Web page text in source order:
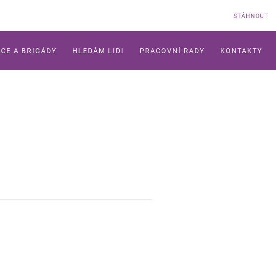
STÁHNOUT
A BRIGÁDY HLEDÁM LIDI PRACOVNÍ RADY KONTAKTY